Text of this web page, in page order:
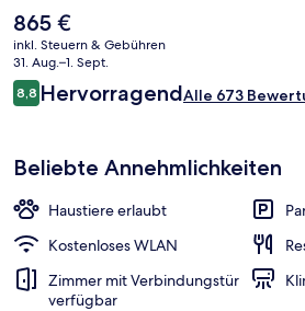
im luxuriösen Stil.
Der
aktuelle
Preis
beträgt
865 €.
865 €
inkl. Steuern & Gebühren
31. Aug.–1. Sept.
Bewertungen
8,88,8 von 10.
HervorragendAlle 673
Beliebte Annehmlichkeiten
Haustiere erlaubt
Kostenloses WLAN
Zimmer mit Verbindungstür
verfügbar